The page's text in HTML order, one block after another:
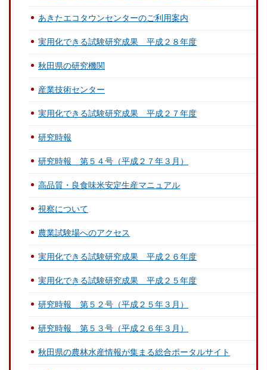
あきたエコタウンセンターのご利用案内
実用化できる試験研究成果 平成２８年度
秋田県の研究機関
産業技術センター
実用化できる試験研究成果 平成２７年度
研究時報
研究時報 第５４号（平成２７年３月）
高品質・良食味米安定生産マニュアル
視察について
農業試験場へのアクセス
実用化できる試験研究成果 平成２６年度
実用化できる試験研究成果 平成２５年度
研究時報 第５２号（平成２５年３月）
研究時報 第５３号（平成２６年３月）
秋田県の農林水産情報が集まる総合ポータルサイト